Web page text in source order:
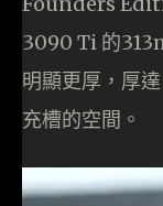
3090 Ti 的
明顯更厚，厚
充槽的空間。